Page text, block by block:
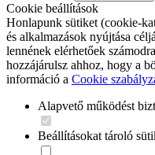
Cookie beállítások
Honlapunk sütiket (cookie-
és alkalmazások nyújtása
lennének elérhetőek
hozzájárulsz ahhoz, hogy a
információ a Cookie
Alapvető működést
Beállításokat tároló